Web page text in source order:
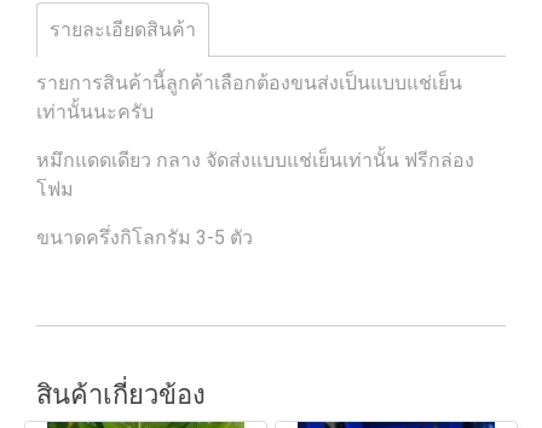
รายละเอียดสินค้า
รายการสินค้านี้ลูกค้าเลือกต้องขนส่งเป็นแบบแช่เย็น
เท่านั้นนะครับ
หมึกแดดเดียว กลาง จัดส่งแบบแช่เย็นเท่านั้น ฟรีกล่อง
โฟม
ขนาดครึ่งกิโลกรัม 3-5 ตัว
สินค้าเกี่ยวข้อง